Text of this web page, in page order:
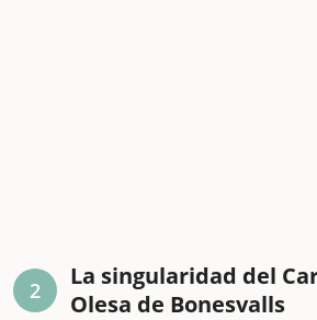
2
La singularidad del
Olesa de Bonesvalls